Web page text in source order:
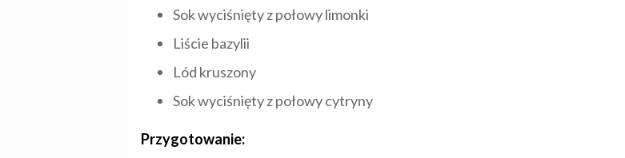
Sok wyciśnięty z połowy limonki
Liście bazylii
Lód kruszony
Sok wyciśnięty z połowy cytryny
Przygotowanie: